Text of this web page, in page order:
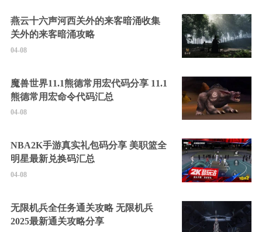
燕云十六声河西关外的来客暗涌收集
关外的来客暗涌攻略
04-08
魔兽世界11.1熊德常用宏代码分享 11.1
熊德常用宏命令代码汇总
04-08
NBA2K手游真实礼包码分享 美职篮全
明星最新兑换码汇总
04-08
无限机兵全任务通关攻略 无限机兵
2025最新通关攻略分享